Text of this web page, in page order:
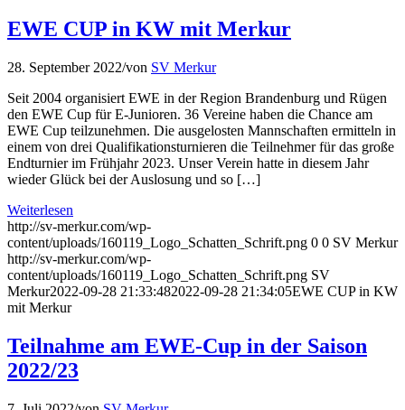
EWE CUP in KW mit Merkur
28. September 2022/von SV Merkur
Seit 2004 organisiert EWE in der Region Brandenburg und Rügen
den EWE Cup für E-Junioren. 36 Vereine haben die Chance am
EWE Cup teilzunehmen. Die ausgelosten Mannschaften ermitteln in
einem von drei Qualifikationsturnieren die Teilnehmer für das große
Endturnier im Frühjahr 2023. Unser Verein hatte in diesem Jahr
wieder Glück bei der Auslosung und so […]
Weiterlesen
http://sv-merkur.com/wp-
content/uploads/160119_Logo_Schatten_Schrift.png 0 0 SV Merkur
http://sv-merkur.com/wp-
content/uploads/160119_Logo_Schatten_Schrift.png SV
Merkur2022-09-28 21:33:482022-09-28 21:34:05EWE CUP in KW
mit Merkur
Teilnahme am EWE-Cup in der Saison
2022/23